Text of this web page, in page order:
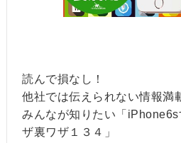
読んで損なし！
他社では伝えられない情報満
みんなが知りたい「
ザ裏ワザ１３４」